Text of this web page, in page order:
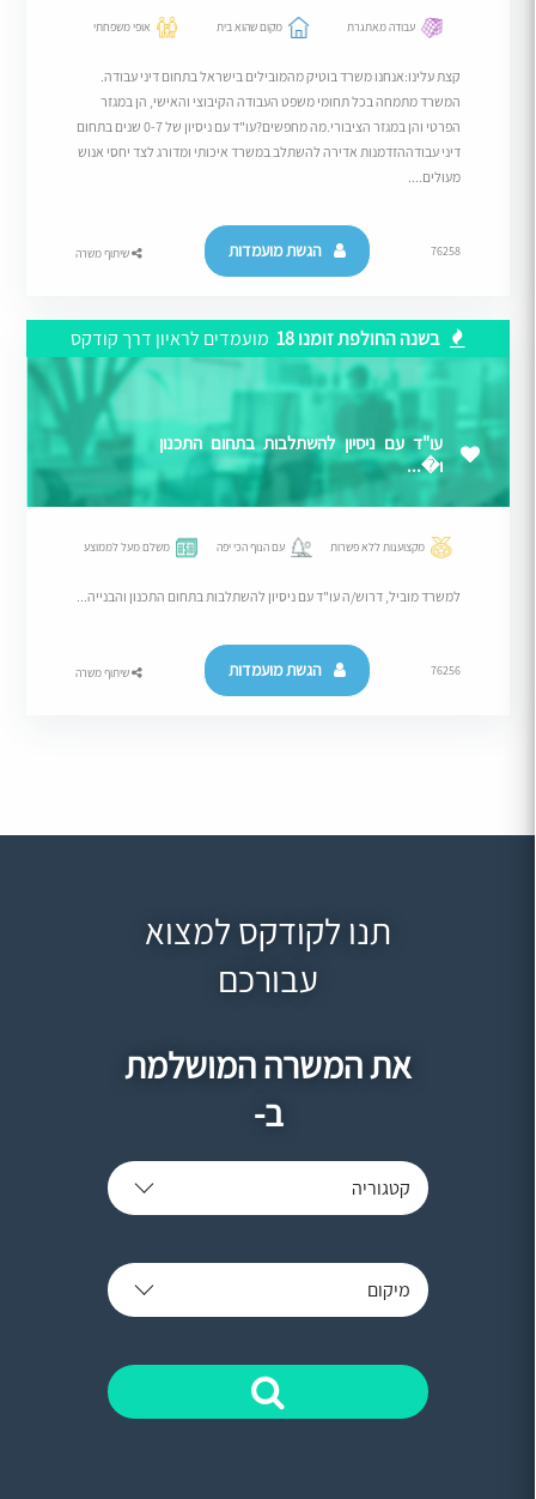
עבודה מאתגרת מקום שהוא בית אופי משפחתי
קצת עלינו:אנחנו משרד בוטיק מהמובילים בישראל בתחום דיני עבודה.
המשרד מתמחה בכל תחומי משפט העבודה הקיבוצי והאישי, הן במגזר
הפרטי והן במגזר הציבורי.מה מחפשים?עו"ד עם ניסיון של 0-7 שנים בתחום
דיני עבודההזדמנות אדירה להשתלב במשרד איכותי ומדורג לצד יחסי אנוש
מעולים....
76258 הגשת מועמדות שיתוף משרה
בשנה החולפת זומנו 18 מועמדים לראיון דרך קודקס
עו"ד עם ניסיון להשתלבות בתחום התכנון
ו�...
מקצוענות ללא פשרות עם הנוף הכי יפה משלם מעל לממוצע
למשרד מוביל, דרוש/ה עו"ד עם ניסיון להשתלבות בתחום התכנון והבנייה...
76256 הגשת מועמדות שיתוף משרה
תנו לקודקס למצוא
עבורכם
את המשרה המושלמת
ב-
קטגוריה
מיקום